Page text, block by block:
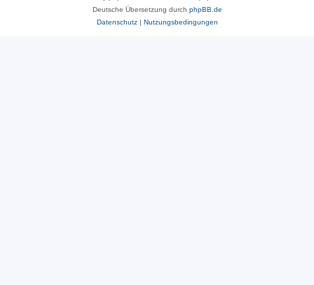
Deutsche Übersetzung durch phpBB.de
Datenschutz| Nutzungsbedingungen